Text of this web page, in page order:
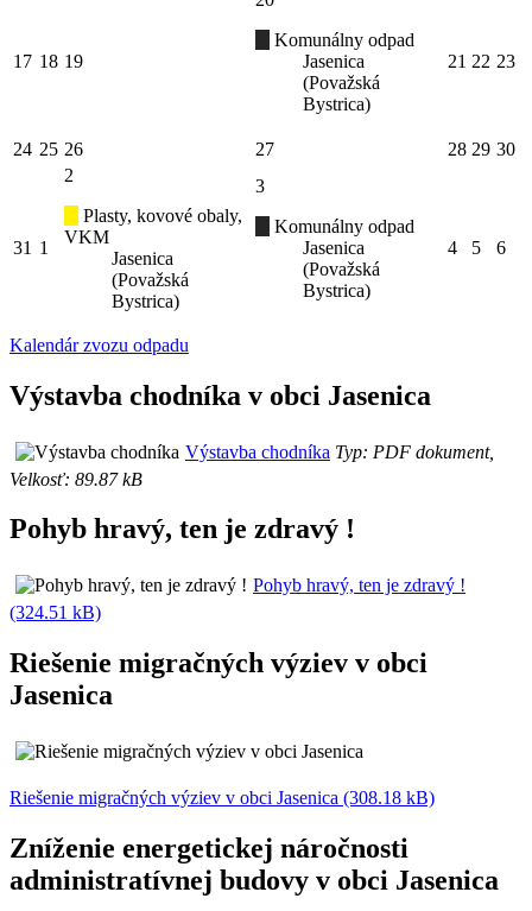
17 18 19
Komunálny odpad
Jasenica
(Považská
Bystrica)
21 22 23
24 25 26 27 28 29 30
31 1
2
Plasty, kovové obaly,
VKM
Jasenica
(Považská
Bystrica)
3
Komunálny odpad
Jasenica
(Považská
Bystrica)
4 5 6
Kalendár zvozu odpadu
Výstavba chodníka v obci Jasenica
Výstavba chodníka Typ: PDF dokument,
Velkosť: 89.87 kB
Pohyb hravý, ten je zdravý !
Pohyb hravý, ten je zdravý !
(324.51 kB)
Riešenie migračných výziev v obci
Jasenica
Riešenie migračných výziev v obci Jasenica (308.18 kB)
Zníženie energetickej náročnosti
administratívnej budovy v obci Jasenica